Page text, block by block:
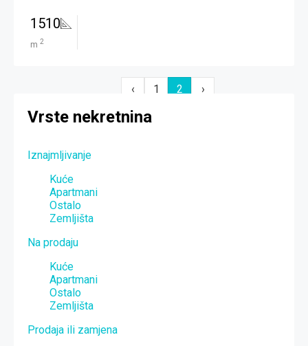
1510
m 2
‹ 1 2 ›
Vrste nekretnina
Iznajmljivanje
Kuće
Apartmani
Ostalo
Zemljišta
Na prodaju
Kuće
Apartmani
Ostalo
Zemljišta
Prodaja ili zamjena